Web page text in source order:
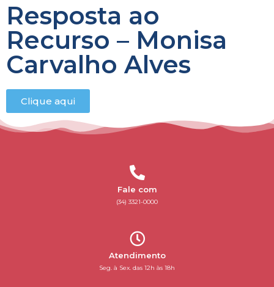
Resposta ao
Recurso – Monisa
Carvalho Alves
Clique aqui
Fale com
(34) 3321-0000
Atendimento
Seg. à Sex. das 12h às 18h